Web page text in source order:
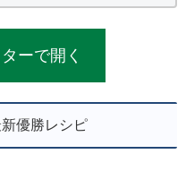
ーで開く
優勝レシピ